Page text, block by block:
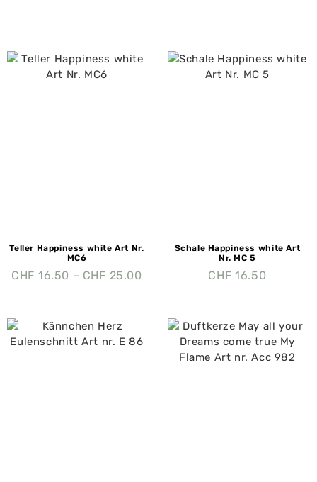
Teller Happiness white Art Nr.
MC6
CHF 16.50 – CHF 25.00
Schale Happiness white Art
Nr. MC 5
CHF 16.50